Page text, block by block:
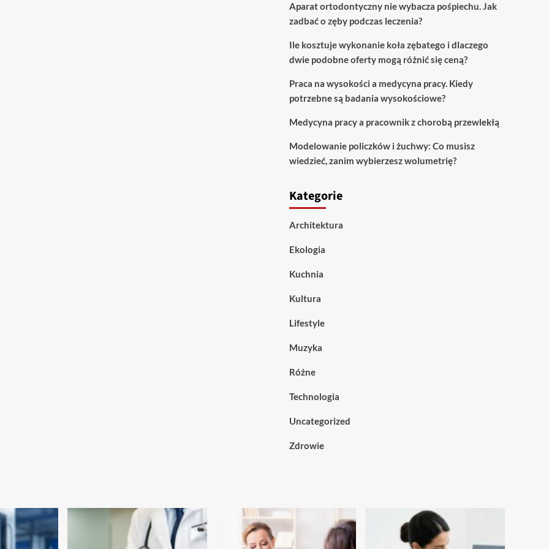
Aparat ortodontyczny nie wybacza pośpiechu. Jak
zadbać o zęby podczas leczenia?
Ile kosztuje wykonanie koła zębatego i dlaczego
dwie podobne oferty mogą różnić się ceną?
Praca na wysokości a medycyna pracy. Kiedy
potrzebne są badania wysokościowe?
Medycyna pracy a pracownik z chorobą przewlekłą
Modelowanie policzków i żuchwy: Co musisz
wiedzieć, zanim wybierzesz wolumetrię?
Kategorie
Architektura
Ekologia
Kuchnia
Kultura
Lifestyle
Muzyka
Różne
Technologia
Uncategorized
Zdrowie